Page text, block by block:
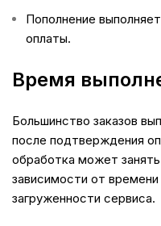
Пополнение
оплаты.
Время
Большинство заказов
после подтверждения
обработка может
зависимости от
загруженности сервиса.